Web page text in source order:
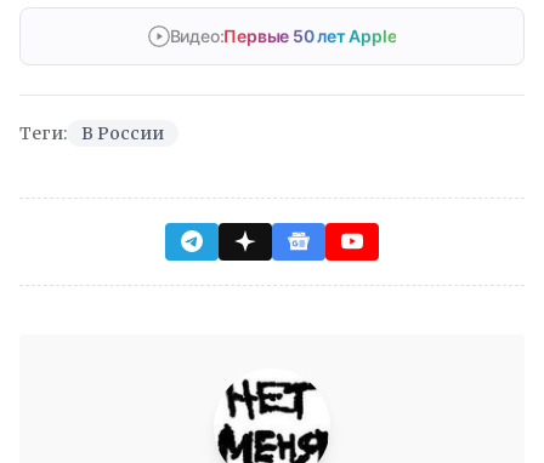
Видео:Первые 50 лет Apple
Теги: В России